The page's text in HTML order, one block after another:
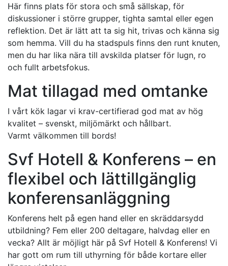
Här finns plats för stora och små sällskap, för
diskussioner i större grupper, tighta samtal eller egen
reflektion. Det är lätt att ta sig hit, trivas och känna sig
som hemma. Vill du ha stadspuls finns den runt knuten,
men du har lika nära till avskilda platser för lugn, ro
och fullt arbetsfokus.
Mat tillagad med omtanke
I vårt kök lagar vi krav-certifierad god mat av hög
kvalitet – svenskt, miljömärkt och hållbart.
Varmt välkommen till bords!
Svf Hotell & Konferens – en
flexibel och lättillgänglig
konferensanläggning
Konferens helt på egen hand eller en skräddarsydd
utbildning? Fem eller 200 deltagare, halvdag eller en
vecka? Allt är möjligt här på Svf Hotell & Konferens! Vi
har gott om rum till uthyrning för både kortare eller